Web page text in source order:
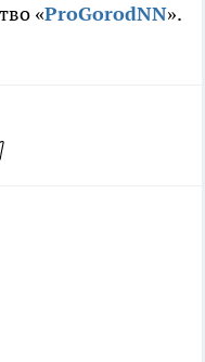
«ProGorodNN».